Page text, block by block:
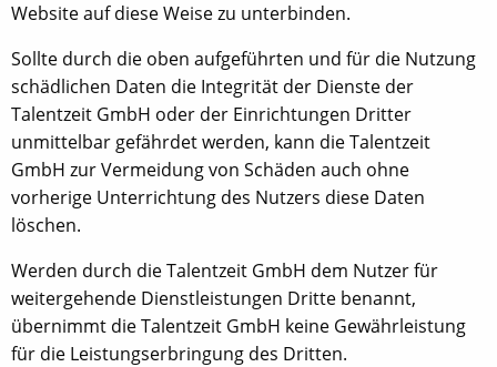
Website auf diese Weise zu unterbinden.
Sollte durch die oben aufgeführten und für die Nutzung
schädlichen Daten die Integrität der Dienste der
Talentzeit GmbH oder der Einrichtungen Dritter
unmittelbar gefährdet werden, kann die Talentzeit
GmbH zur Vermeidung von Schäden auch ohne
vorherige Unterrichtung des Nutzers diese Daten
löschen.
Werden durch die Talentzeit GmbH dem Nutzer für
weitergehende Dienstleistungen Dritte benannt,
übernimmt die Talentzeit GmbH keine Gewährleistung
für die Leistungserbringung des Dritten.